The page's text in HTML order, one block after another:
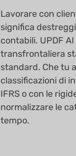
Lavorare con
significa
contabili. UPDF
transfrontaliera
standard. Che tu
classificazioni di
IFRS o con le
normalizzare le
tempo.